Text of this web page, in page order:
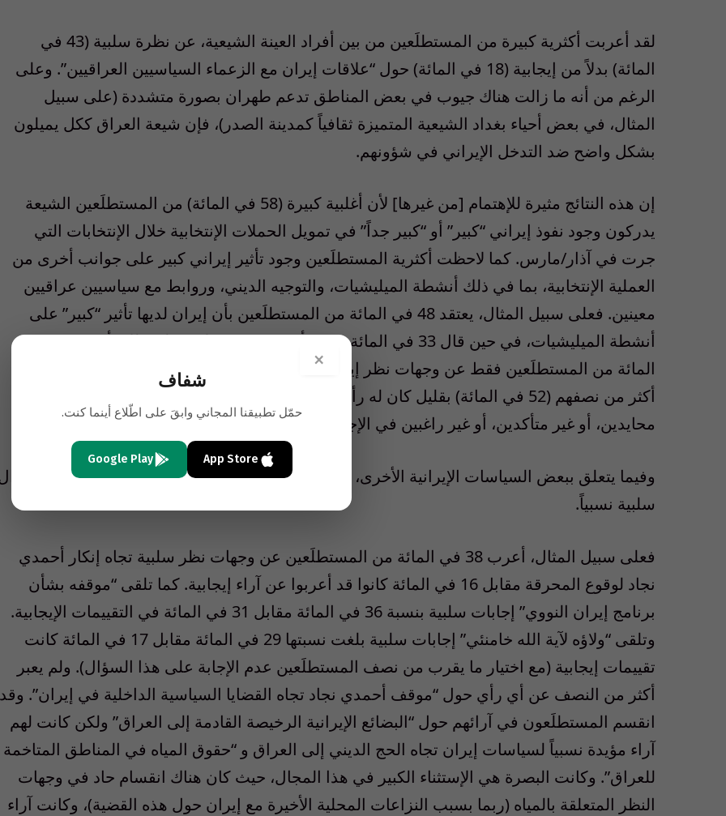
لقد أعربت أكثرية كبيرة من المستطلَعين من بين أفراد العينة الشيعية، عن نظرة سلبية (43 في
المائة) بدلاً من إيجابية (18 في المائة) حول “علاقات إيران مع الزعماء السياسيين العراقيين”. وعلى
الرغم من أنه ما زالت هناك جيوب في بعض المناطق تدعم طهران بصورة متشددة (على سبيل
المثال، في بعض أحياء بغداد الشيعية المتميزة ثقافياً كمدينة الصدر)، فإن شيعة العراق ككل يميلون
بشكل واضح ضد التدخل الإيراني في شؤونهم.
إن هذه النتائج مثيرة للإهتمام [من غيرها] لأن أغلبية كبيرة (58 في المائة) من المستطلَعين الشيعة
يدركون وجود نفوذ إيراني “كبير” أو “كبير جداً” في تمويل الحملات الإنتخابية خلال الإنتخابات التي
جرت في آذار/مارس. كما لاحظت أكثرية المستطلَعين وجود تأثير إيراني كبير على جوانب أخرى من
العملية الإنتخابية، بما في ذلك أنشطة الميليشيات، والتوجيه الديني، وروابط مع سياسيين عراقيين
معينين. فعلى سبيل المثال، يعتقد 48 في المائة من المستطلَعين بأن إيران لديها تأثير “كبير” على
أنشطة الميليشيات، في حين قال 33 في المائة منهم بأنه “صغير”. وعلاوة على ذلك، أعرب 17 في
المائة من المستطلَعين فقط عن وجهات نظر إيجابية تجاه الرئيس الإيراني محمود أحمدي نجاد: لكن
أكثر من نصفهم (52 في المائة) بقليل كان له رأي سلبي عنه، بينما قال بقية المستطلعين بأنهم
محايدين، أو غير متأكدين، أو غير راغبين في الإجابة.
وفيما يتعلق ببعض السياسات الإيرانية الأخرى، كانت الآراء الشيعية العراقية أقل وضوحاً ولكنها لا
سلبية نسبياً.
فعلى سبيل المثال، أعرب 38 في المائة من المستطلَعين عن وجهات نظر سلبية تجاه إنكار أحمدي
نجاد لوقوع المحرقة مقابل 16 في المائة كانوا قد أعربوا عن آراء إيجابية. كما تلقى “موقفه بشأن
برنامج إيران النووي” إجابات سلبية بنسبة 36 في المائة مقابل 31 في المائة في التقييمات الإيجابية.
وتلقى “ولاؤه لآية الله خامنئي” إجابات سلبية بلغت نسبتها 29 في المائة مقابل 17 في المائة كانت
تقييمات إيجابية (مع اختيار ما يقرب من نصف المستطلَعين عدم الإجابة على هذا السؤال). ولم يعبر
أكثر من النصف عن أي رأي حول “موقف أحمدي نجاد تجاه القضايا السياسية الداخلية في إيران”. وقد
انقسم المستطلَعون في آرائهم حول “البضائع الإيرانية الرخيصة القادمة إلى العراق” ولكن كانت لهم
آراء مؤيدة نسبياً لسياسات إيران تجاه الحج الديني إلى العراق و “حقوق المياه في المناطق المتاخمة
للعراق”. وكانت البصرة هي الإستثناء الكبير في هذا المجال، حيث كان هناك انقسام حاد في وجهات
النظر المتعلقة بالمياه (ربما بسبب النزاعات المحلية الأخيرة مع إيران حول هذه القضية)، وكانت آراء
×
شفاف
حمّل تطبيقنا المجاني وابقَ على اطّلاع أينما كنت.
App Store
Google Play